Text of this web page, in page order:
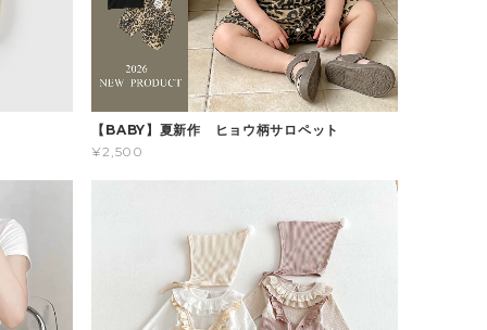
【BABY】夏新作 ヒョウ柄サロペット
¥2,500